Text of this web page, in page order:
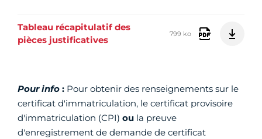
Tableau récapitulatif des
pièces justificatives
799 ko
Pour info : Pour obtenir des renseignements sur le
certificat d'immatriculation, le certificat provisoire
d'immatriculation (CPI) ou la preuve
d'enregistrement de demande de certificat